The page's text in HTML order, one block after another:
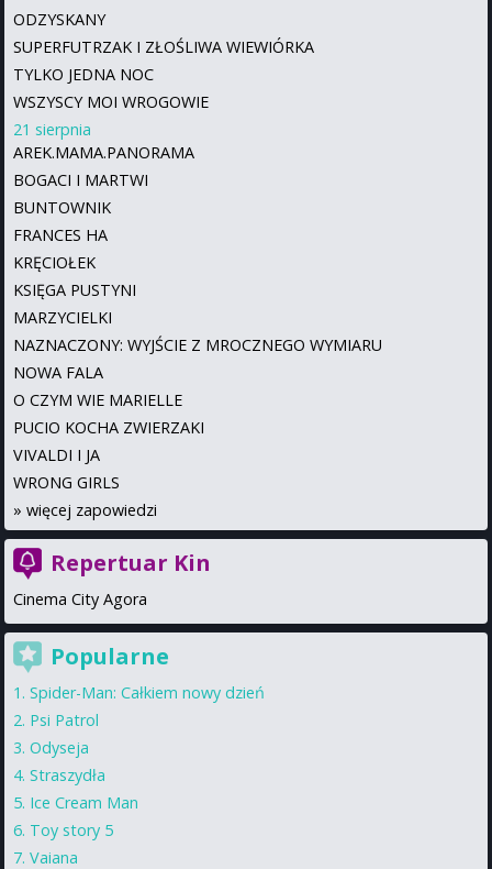
ODZYSKANY
SUPERFUTRZAK I ZŁOŚLIWA WIEWIÓRKA
TYLKO JEDNA NOC
WSZYSCY MOI WROGOWIE
21 sierpnia
AREK.MAMA.PANORAMA
BOGACI I MARTWI
BUNTOWNIK
FRANCES HA
KRĘCIOŁEK
KSIĘGA PUSTYNI
MARZYCIELKI
NAZNACZONY: WYJŚCIE Z MROCZNEGO WYMIARU
NOWA FALA
O CZYM WIE MARIELLE
PUCIO KOCHA ZWIERZAKI
VIVALDI I JA
WRONG GIRLS
» więcej zapowiedzi
Repertuar Kin
Cinema City Agora
Popularne
Spider-Man: Całkiem nowy dzień
Psi Patrol
Odyseja
Straszydła
Ice Cream Man
Toy story 5
Vaiana